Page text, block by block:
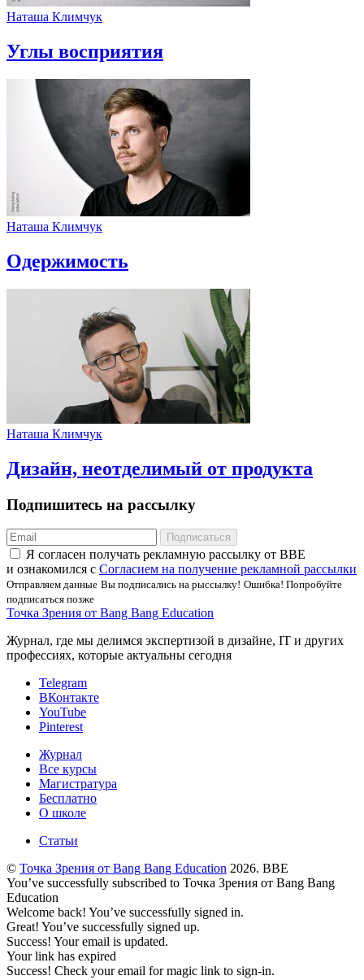
Наташа Климчук
Углы восприятия
Наташа Климчук
Одержимость
Наташа Климчук
Дизайн, неотделимый от продукта
Подпишитесь на рассылку
Подписаться
Я соглаcен получать рекламную рассылку от BBE
и ознакомился с Согласием на получение рекламной рассылки
Отправляем данные Вы подписались на рыссылку! Ошибка! Попробуйте
подписаться позже
Точка Зрения от Bang Bang Education
Журнал, где мы делимся экспертизой в дизайне, IT и других
профессиях, которые актуальны сегодня
Telegram
ВКонтакте
YouTube
Pinterest
Журнал
Все курсы
Магистратура
Бесплатно
О школе
Статьи
© Точка Зрения от Bang Bang Education 2026. BBE
You’ve successfully subscribed to Точка Зрения от Bang Bang
Education
Welcome back! You’ve successfully signed in.
Great! You’ve successfully signed up.
Success! Your email is updated.
Your link has expired
Success! Check your email for magic link to sign-in.